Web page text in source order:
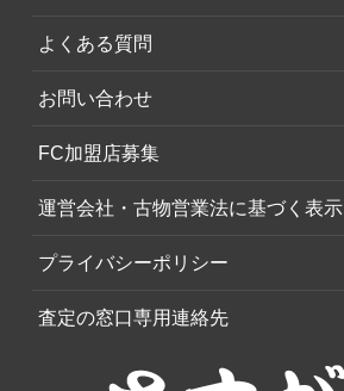
よくある質問
お問い合わせ
FC加盟店募集
運営会社・古物営業法に基づく表示
プライバシーポリシー
査定の窓口専用連絡先